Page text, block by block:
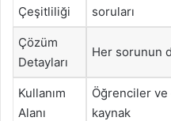
Çeşitliliği
soruları
Çözüm
Detayları
Her sorunun
Kullanım
Alanı
Öğrenciler
kaynak